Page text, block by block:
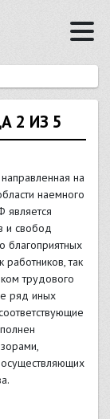
2 ИЗ 5
на
наемного
является
и свобод
благоприятных
работников, так
трудового
ряд иных